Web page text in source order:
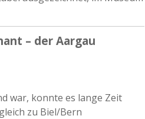
– der Aargau
war, konnte es lange Zeit
zu Biel/Bern